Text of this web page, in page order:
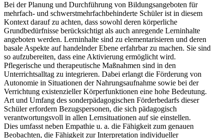
Bei der Planung und Durchführung von Bildungsangeboten für
mehrfach- und schwerstmehrfachbehinderte Schüler ist in diesem
Kontext darauf zu achten, dass sowohl deren körperliche
Grundbedürfnisse berücksichtigt als auch anregende Lerninhalte
angeboten werden. Lerninhalte sind zu elementarisieren und deren
basale Aspekte auf handelnder Ebene erfahrbar zu machen. Sie sind
so aufzubereiten, dass eine Aktivierung ermöglicht wird.
Pflegerische und therapeutische Maßnahmen sind in den
Unterrichtsalltag zu integrieren. Dabei erlangt die Förderung von
Autonomie in Situationen der Nahrungsaufnahme sowie bei der
Verrichtung existenzieller Körperfunktionen eine hohe Bedeutung.
Art und Umfang des sonderpädagogischen Förderbedarfs dieser
Schüler erfordern Bezugspersonen, die sich pädagogisch
verantwortungsvoll in allen Lernsituationen auf sie einstellen.
Dies umfasst neben Empathie u. a. die Fähigkeit zum genauen
Beobachten, die Fähigkeit zur Interpretation individueller